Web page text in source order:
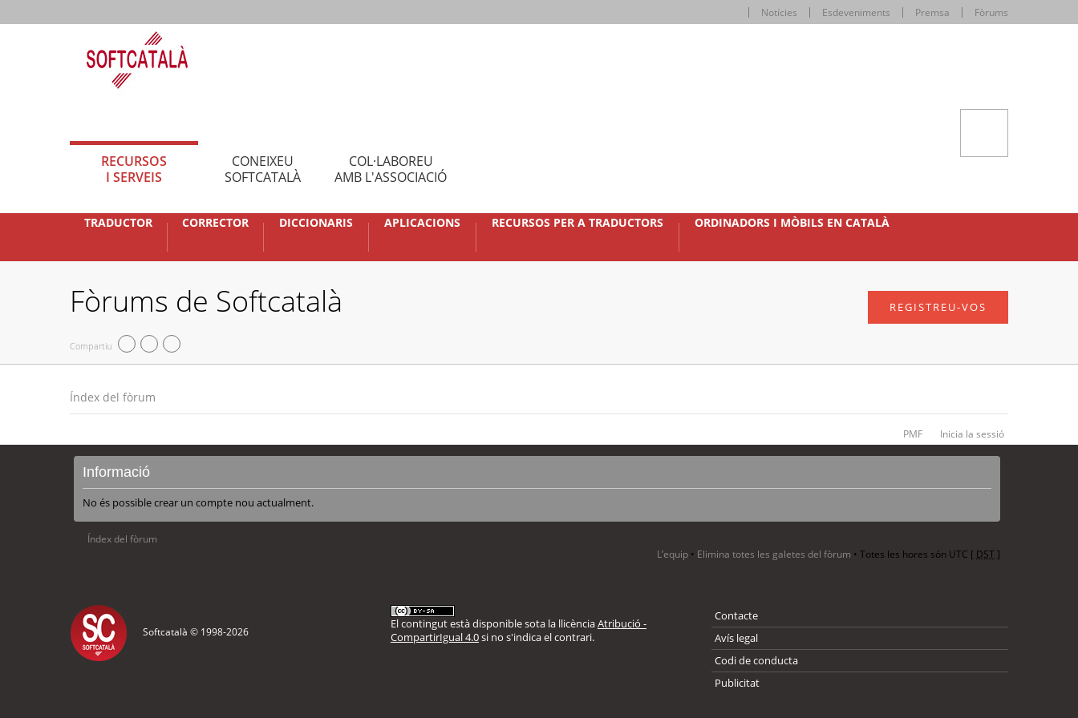
Notícies Esdeveniments Premsa Fòrums
RECURSOS
I SERVEIS
CONEIXEU
SOFTCATALÀ
COL·LABOREU
AMB L'ASSOCIACIÓ
TRADUCTOR CORRECTOR DICCIONARIS APLICACIONS RECURSOS PER A TRADUCTORS ORDINADORS I MÒBILS EN CATALÀ
Fòrums de Softcatalà
Compartiu
REGISTREU-VOS
Índex del fòrum
PMF Inicia la sessió
Informació
No és possible crear un compte nou actualment.
Índex del fòrum
L’equip • Elimina totes les galetes del fòrum • Totes les hores són UTC [ DST]
Softcatalà © 1998-2026
El contingut està disponible sota la llicènciaAtribució -
CompartirIgual 4.0si no s'indica el contrari.
Contacte
Avís legal
Codi de conducta
Publicitat